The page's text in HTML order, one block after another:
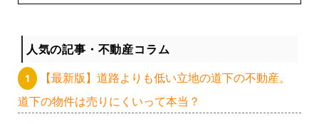
人気の記事・不動産コラム
【最新版】道路よりも低い立地の道下の不動産。
道下の物件は売りにくいって本当？